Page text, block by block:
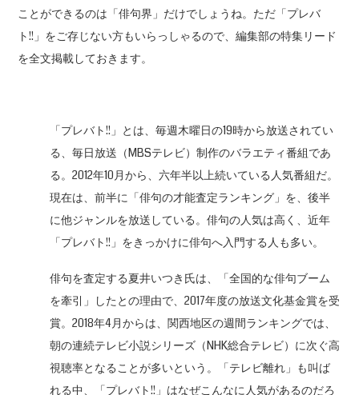
ことができるのは「俳句界」だけでしょうね。ただ「プレバ
ト!!」をご存じない方もいらっしゃるので、編集部の特集リード
を全文掲載しておきます。
「プレバト!!」とは、毎週木曜日の19時から放送されてい
る、毎日放送（MBSテレビ）制作のバラエティ番組であ
る。2012年10月から、六年半以上続いている人気番組だ。
現在は、前半に「俳句の才能査定ランキング」を、後半
に他ジャンルを放送している。俳句の人気は高く、近年
「プレバト!!」をきっかけに俳句へ入門する人も多い。
俳句を査定する夏井いつき氏は、「全国的な俳句ブーム
を牽引」したとの理由で、2017年度の放送文化基金賞を受
賞。2018年4月からは、関西地区の週間ランキングでは、
朝の連続テレビ小説シリーズ（NHK総合テレビ）に次ぐ高
視聴率となることが多いという。「テレビ離れ」も叫ば
れる中、「プレバト!!」はなぜこんなに人気があるのだろ